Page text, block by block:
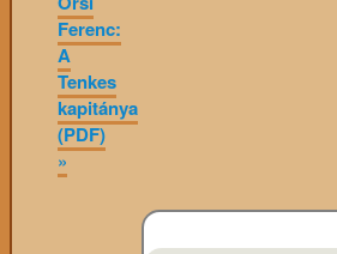
Ferenc:
A
Tenkes
kapitánya
(PDF)
»